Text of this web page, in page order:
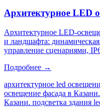
Архитектурное LED
Архитектурное LED-
и ландшафта:
управление сценариями,
Подробнее →
архитектурное led
освещение фасада в
Казани. подсветка здания